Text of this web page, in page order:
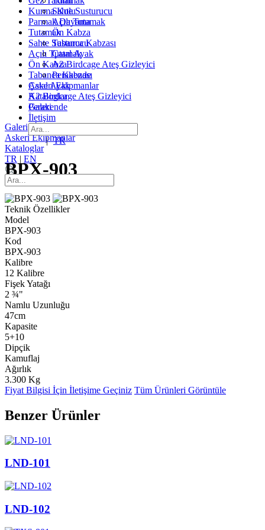
Kurma Kolu
Parmak Dayama
Tutamak
Sahte Susturucu
Açılı Tutamak
Ön Kabza
Tabanca Kabzası
Çatal Ayak
A2 Birdcage Ateş Gizleyici
Perakende
Galeri | İletişim
Askeri Ekipmanlar
Kataloglar
TR | EN
Sahte Susturucu
Açılı Tutamak
Ön Kabza
Tabanca Kabzası
Çatal Ayak
A2 Birdcage Ateş Gizleyici
Perakende
Askeri Ekipmanlar
Kataloglar
Galeri
İletişim
EN | TR
BPX-903
Teknik Özellikler
Model
BPX-903
Kod
BPX-903
Kalibre
12 Kalibre
Fişek Yatağı
2 ¾"
Namlu Uzunluğu
47cm
Kapasite
5+10
Dipçik
Kamuflaj
Ağırlık
3.300 Kg
Fiyat Bilgisi İçin İletişime Geçiniz Tüm Ürünleri Görüntüle
Benzer Ürünler
LND-101
LND-102